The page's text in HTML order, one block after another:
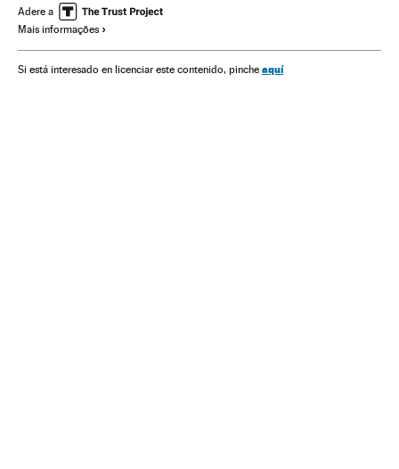
Oposição política Peru
Colômbia
Delcy Rodríguez Venezuela América do Sul
Adere a
Mais informações
Si está interesado en licenciar este contenido, pinche aquí